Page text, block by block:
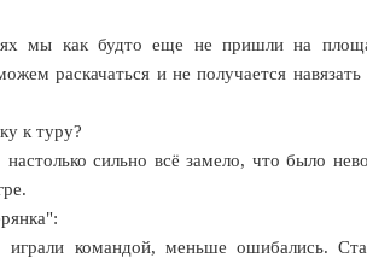
мы как будто еще не пришли на
раскачаться и не получается
к туру?
сильно всё замело, что было
командой, меньше ошибались.